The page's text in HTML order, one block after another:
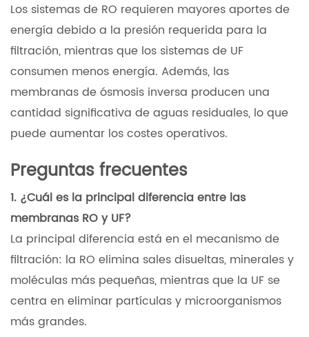
Los sistemas de RO requieren mayores aportes de
energía debido a la presión requerida para la
filtración, mientras que los sistemas de UF
consumen menos energía. Además, las
membranas de ósmosis inversa producen una
cantidad significativa de aguas residuales, lo que
puede aumentar los costes operativos.
Preguntas frecuentes
1. ¿Cuál es la principal diferencia entre las
membranas RO y UF?
La principal diferencia está en el mecanismo de
filtración: la RO elimina sales disueltas, minerales y
moléculas más pequeñas, mientras que la UF se
centra en eliminar partículas y microorganismos
más grandes.